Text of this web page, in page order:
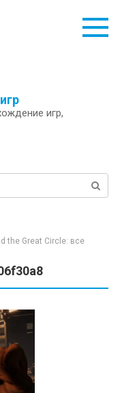
игр,
the Great Circle: все